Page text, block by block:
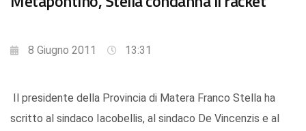
8 Giugno 2011 13:31
Il presidente della Provincia di Matera Franco Stella ha
scritto al sindaco Iacobellis, al sindaco De Vincenzis e al